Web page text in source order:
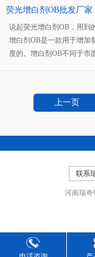
于塑料制品还是油漆制品
荧光增白剂OB批发厂家
说起荧光增白剂OB，用到
增白剂OB是一款用于增加
度的。增白剂OB不同于市
细，质量优，效果佳，市
上一页
联系
河南瑞奇